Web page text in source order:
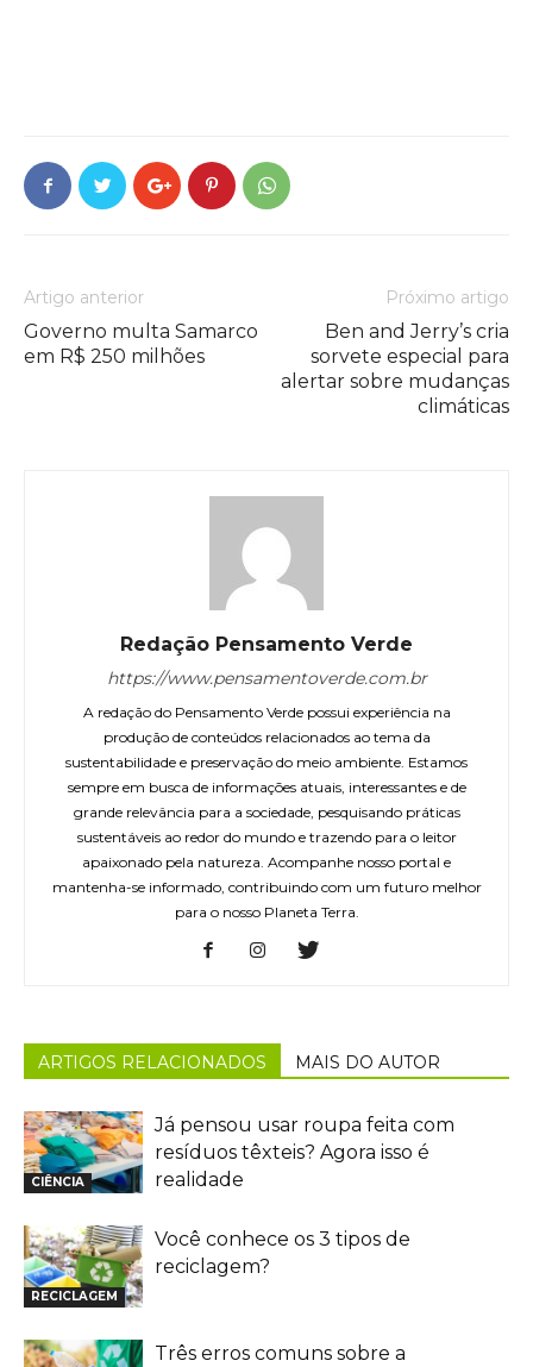
Artigo anterior
Governo multa Samarco
em R$ 250 milhões
Próximo artigo
Ben and Jerry’s cria
sorvete especial para
alertar sobre mudanças
climáticas
Redação Pensamento Verde
https://www.pensamentoverde.com.br
A redação do Pensamento Verde possui experiência na
produção de conteúdos relacionados ao tema da
sustentabilidade e preservação do meio ambiente. Estamos
sempre em busca de informações atuais, interessantes e de
grande relevância para a sociedade, pesquisando práticas
sustentáveis ao redor do mundo e trazendo para o leitor
apaixonado pela natureza. Acompanhe nosso portal e
mantenha-se informado, contribuindo com um futuro melhor
para o nosso Planeta Terra.
ARTIGOS RELACIONADOS MAIS DO AUTOR
CIÊNCIA
Já pensou usar roupa feita com
resíduos têxteis? Agora isso é
realidade
RECICLAGEM
Você conhece os 3 tipos de
reciclagem?
Três erros comuns sobre a